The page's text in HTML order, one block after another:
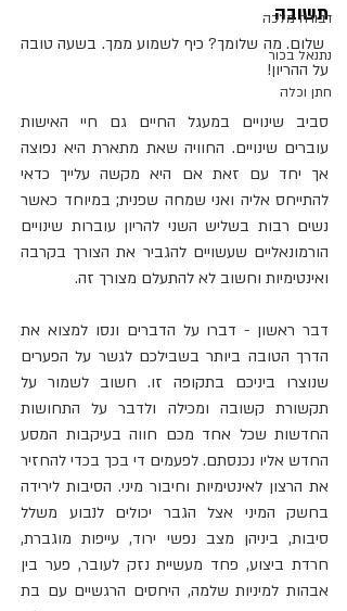
דבורה מלכה
נתנאל בכור
חתן וכלה
תשובה
על ההריון!
ואינטימיות וחשוב לא להתעלם מצורך זה.